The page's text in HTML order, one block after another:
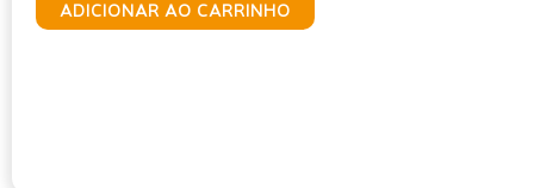
de
ADICIONAR AO CARRINHO